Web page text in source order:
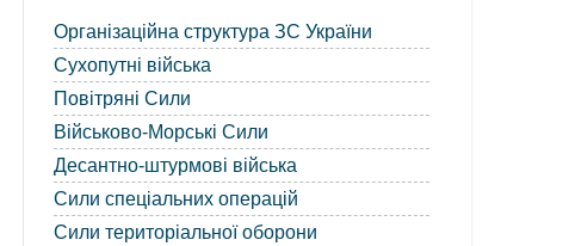
Організаційна структура ЗС України
Сухопутні війська
Повітряні Сили
Військово-Морські Сили
Десантно-штурмові війська
Сили спеціальних операцій
Сили територіальної оборони